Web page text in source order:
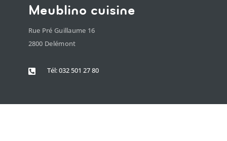
Meublino cuisine
Rue Pré Guillaume 16
2800 Delémont
 Tél: 032 501 27 80